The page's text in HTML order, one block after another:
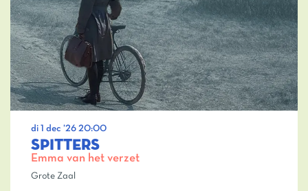
SPITTERS
Emma van het verzet
di 1 dec ’26 20:00
Grote Zaal